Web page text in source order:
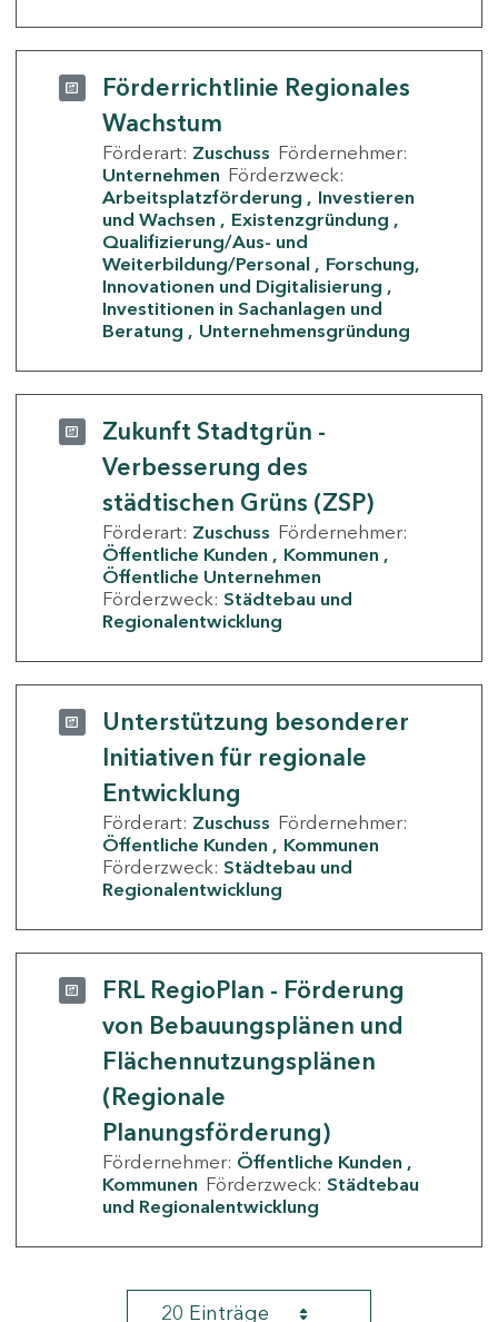
Förderrichtlinie Regionales
Wachstum
Förderart: Zuschuss Fördernehmer:
Unternehmen Förderzweck:
Arbeitsplatzförderung
Investieren
und Wachsen
Existenzgründung
Qualifizierung/Aus- und
Weiterbildung/Personal
Forschung,
Innovationen und Digitalisierung
Investitionen in Sachanlagen und
Beratung
Unternehmensgründung
Zukunft Stadtgrün -
Verbesserung des
städtischen Grüns (ZSP)
Förderart: Zuschuss Fördernehmer:
Öffentliche Kunden
Kommunen
Öffentliche Unternehmen
Förderzweck: Städtebau und
Regionalentwicklung
Unterstützung besonderer
Initiativen für regionale
Entwicklung
Förderart: Zuschuss Fördernehmer:
Öffentliche Kunden
Kommunen
Förderzweck: Städtebau und
Regionalentwicklung
FRL RegioPlan - Förderung
von Bebauungsplänen und
Flächennutzungsplänen
(Regionale
Planungsförderung)
Fördernehmer: Öffentliche Kunden
Kommunen Förderzweck: Städtebau
und Regionalentwicklung
20 Einträge